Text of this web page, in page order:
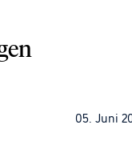
05. Juni